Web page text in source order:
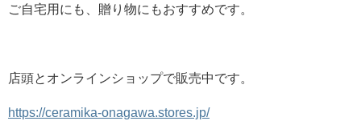
ご自宅用にも、贈り物にもおすすめです。
店頭とオンラインショップで販売中です。
https://ceramika-onagawa.stores.jp/